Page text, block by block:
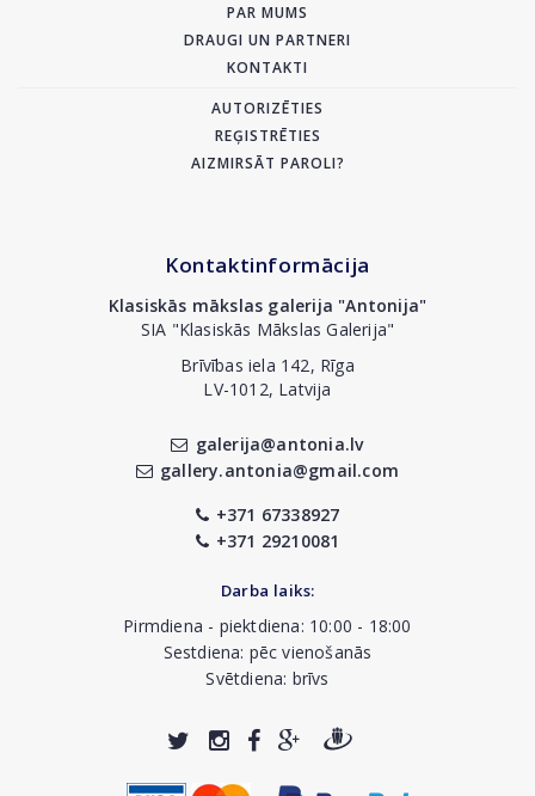
PAR MUMS
DRAUGI UN PARTNERI
KONTAKTI
AUTORIZĒTIES
REĢISTRĒTIES
AIZMIRSĀT PAROLI?
Kontaktinformācija
Klasiskās mākslas galerija "Antonija"
SIA "Klasiskās Mākslas Galerija"
Brīvības iela 142, Rīga
LV-1012, Latvija
galerija@antonia.lv
gallery.antonia@gmail.com
+371 67338927
+371 29210081
Darba laiks:
Pirmdiena - piektdiena: 10:00 - 18:00
Sestdiena: pēc vienošanās
Svētdiena: brīvs